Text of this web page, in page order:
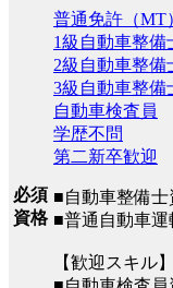
必須
資格
普通免許（MT
1級自動車整備
2級自動車整備
3級自動車整備
自動車検査員
学歴不問
第二新卒歓迎
■自動車整備士
■普通自動車運
【歓迎スキル】